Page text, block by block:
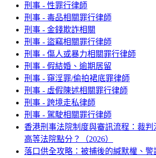
刑事 - 性罪行律師
刑事 - 毒品相關罪行律師
刑事 - 金錢欺詐相關
刑事 - 盜竊相關罪行律師
刑事 - 傷人或暴力相關罪行律師
刑事 - 假結婚、逾期居留
刑事 - 窺淫罪/偷拍裙底罪律師
刑事 - 虛假陳述相關罪行律師
刑事 - 跨境走私律師
刑事 - 駕駛相關罪行律師
香港刑事法院制度與審訊流程：裁判
高等法院點分？（2026）
落口供全攻略：被捕後的緘默權、警